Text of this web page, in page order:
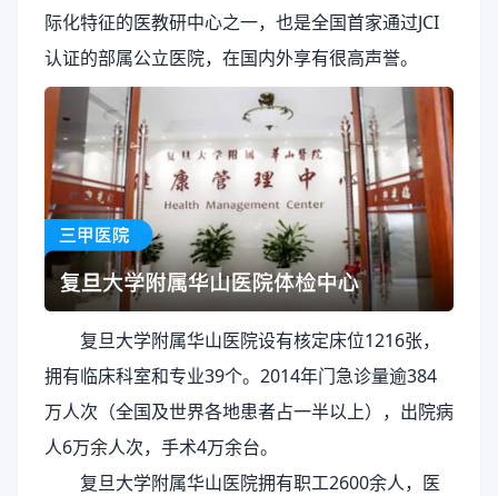
际化特征的医教研中心之一，也是全国首家通过JCI
认证的部属公立医院，在国内外享有很高声誉。
复旦大学附属华山医院设有核定床位1216张，
拥有临床科室和专业39个。2014年门急诊量逾384
万人次（全国及世界各地患者占一半以上），出院病
人6万余人次，手术4万余台。
复旦大学附属华山医院拥有职工2600余人，医